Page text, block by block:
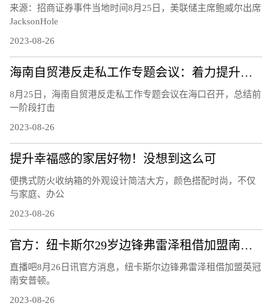
来源：招商证券事件当地时间8月25日，美联储主席鲍威尔出席
JacksonHole
2023-08-26
海南自贸港反走私工作专题会议：着力提升风险识别能力 下好风险防控的“先手棋”
8月25日，海南自贸港反走私工作专题会议在海口召开，总结前
一阶段打击
2023-08-26
提升幸福感的家居好物！没想到这么可
便携式防火收纳箱的外观设计简洁大方，颜色搭配时尚，不仅
与家庭、办公
2023-08-26
官方：纽卡斯尔29岁边锋弗雷泽租借加盟南安普顿
直播吧8月26日讯官方消息，纽卡斯尔边锋弗雷泽租借加盟英冠
南安普顿。
2023-08-26